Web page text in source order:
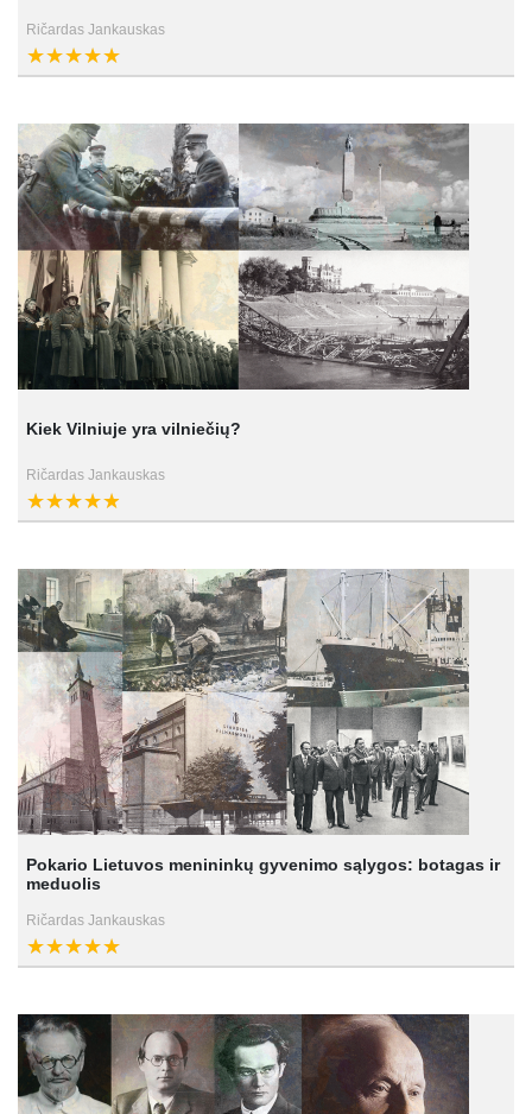
Ričardas Jankauskas
Kiek Vilniuje yra vilniečių?
Ričardas Jankauskas
Pokario Lietuvos menininkų gyvenimo sąlygos: botagas ir
meduolis
Ričardas Jankauskas